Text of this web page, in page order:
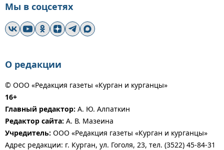
Мы в соцсетях
О редакции
© ООО «Редакция газеты «Курган и курганцы»
16+
Главный редактор: А. Ю. Алпаткин
Редактор сайта: А. В. Мазеина
Учредитель: ООО «Редакция газеты «Курган и курганцы»
Адрес редакции: г. Курган, ул. Гоголя, 23, тел. (3522) 45-84-31